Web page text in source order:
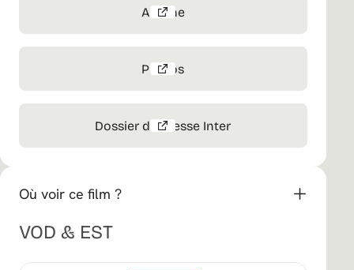
Affiche
Photos
Dossier de Presse Inter
Où voir ce film ?
VOD & EST